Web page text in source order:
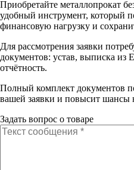
Приобретайте металлопрокат
удобный инструмент, который
финансовую нагрузку и
Для рассмотрения заявки
документов: устав, выписка из
отчётность.
Полный комплект документов
вашей заявки и повысит шансы
Задать вопрос о товаре